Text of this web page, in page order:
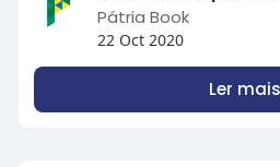
Pátria Book
22 Oct 2020
Ler mais